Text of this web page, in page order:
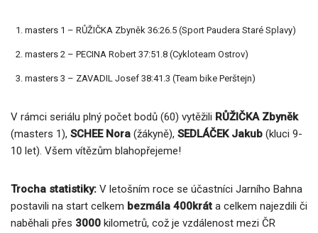
masters 1 – RŮŽIČKA Zbyněk 36:26.5 (Sport Paudera Staré Splavy)
masters 2 – PECINA Robert 37:51.8 (Cykloteam Ostrov)
masters 3 – ZAVADIL Josef 38:41.3 (Team bike Perštejn)
V rámci seriálu plný počet bodů (60) vytěžili RŮŽIČKA Zbyněk
(masters 1), SCHEE Nora (žákyně), SEDLÁČEK Jakub (kluci 9-
10 let). Všem vítězům blahopřejeme!
Trocha statistiky: V letošním roce se účastníci Jarního Bahna
postavili na start celkem bezmála 400krát a celkem najezdili či
naběhali přes 3000 kilometrů, což je vzdálenost mezi ČR